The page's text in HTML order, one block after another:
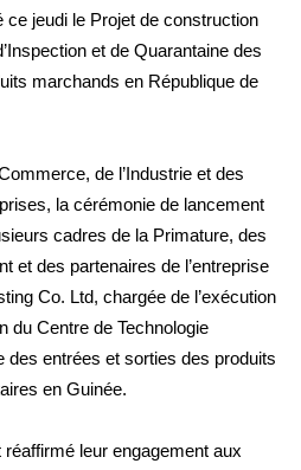
ce jeudi le Projet de construction
et de Quarantaine des
marchands en République de
de l’Industrie et des
la cérémonie de lancement
cadres de la Primature, des
et des partenaires de l’entreprise
Co. Ltd, chargée de l’exécution
du Centre de Technologie
des entrées et sorties des produits
en Guinée.
leur engagement aux